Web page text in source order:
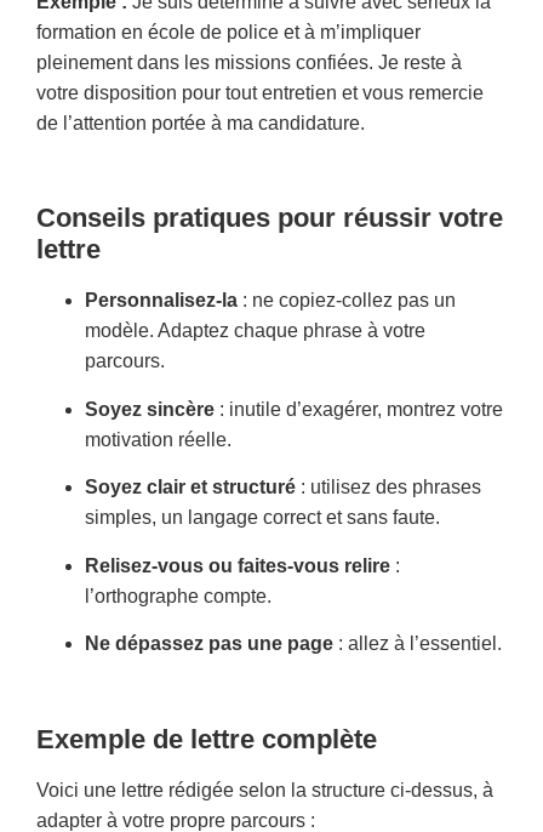
formation en école de police et à m’impliquer
pleinement dans les missions confiées. Je reste à
votre disposition pour tout entretien et vous remercie
de l’attention portée à ma candidature.
Conseils pratiques pour réussir votre
lettre
Personnalisez-la : ne copiez-collez pas un
modèle. Adaptez chaque phrase à votre
parcours.
Soyez sincère : inutile d’exagérer, montrez votre
motivation réelle.
Soyez clair et structuré : utilisez des phrases
simples, un langage correct et sans faute.
Relisez-vous ou faites-vous relire :
l’orthographe compte.
Ne dépassez pas une page : allez à l’essentiel.
Exemple de lettre complète
Voici une lettre rédigée selon la structure ci-dessus, à
adapter à votre propre parcours :